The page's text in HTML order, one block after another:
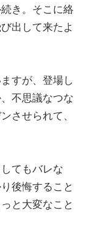
き。そこに絡
出して来たよ
すが、登場し
不思議なつな
させられて、
てもバレな
後悔すること
と大変なこと